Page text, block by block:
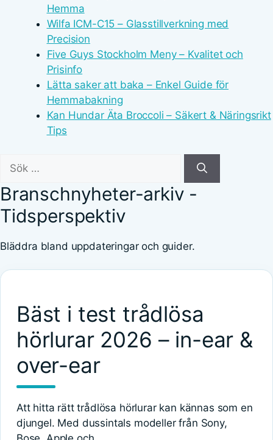
Hemma
Wilfa ICM-C15 – Glasstillverkning med
Precision
Five Guys Stockholm Meny – Kvalitet och
Prisinfo
Lätta saker att baka – Enkel Guide för
Hemmabakning
Kan Hundar Äta Broccoli – Säkert & Näringsrikt
Tips
efter:
Branschnyheter-arkiv -
Tidsperspektiv
Bläddra bland uppdateringar och guider.
Bäst i test trådlösa
hörlurar 2026 – in-ear &
over-ear
Att hitta rätt trådlösa hörlurar kan kännas som en
djungel. Med dussintals modeller från Sony,